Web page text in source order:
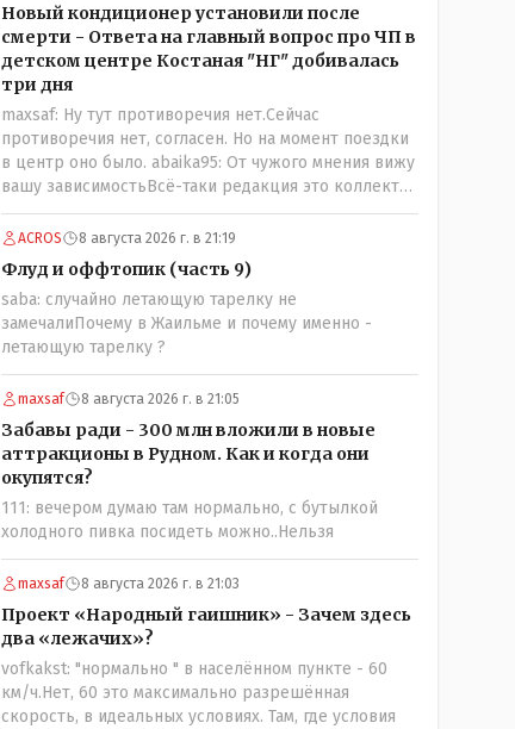
Новый кондиционер установили после
смерти - Ответа на главный вопрос про ЧП в
детском центре Костаная "НГ" добивалась
три дня
maxsaf: Ну тут противоречия нет.Сейчас
противоречия нет, согласен. Но на момент поездки
в центр оно было. abaika95: От чужого мнения вижу
вашу зависимостьВсё-таки редакция это коллектив
и дабы сохранить профессиональное лицо можно
было бы и указать Общественному объединению на
не корректность высказываний о вас в том тоне в
котором была та публикация.В комментарии от ОО
было и мнение, и факт. На мнение я ответил там же.
В том же тоне отвечать не намерен, но акценты
расставил. А вот факт нужно было проверить. Что
мы и сделали. И если это вы называете
зависимостью, то у меня другое представление об
этом термине.
ACROS 8 августа 2026 г. в 21:19
Флуд и оффтопик (часть 9)
saba: случайно летающую тарелку не
замечалиПочему в Жаильме и почему именно -
летающую тарелку ?
maxsaf 8 августа 2026 г. в 21:05
Забавы ради - 300 млн вложили в новые
аттракционы в Рудном. Как и когда они
окупятся?
111: вечером думаю там нормально, с бутылкой
холодного пивка посидеть можно..Нельзя
maxsaf 8 августа 2026 г. в 21:03
Проект «Народный гаишник» - Зачем здесь
два «лежачих»?
vofkakst: "нормально " в населённом пункте - 60
км/ч.Нет, 60 это максимально разрешённая
скорость, в идеальных условиях. Там, где условия